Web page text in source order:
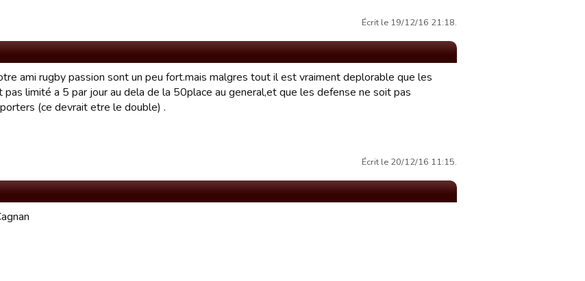
Écrit le 19/12/16 21:18.
ami rugby passion sont un peu fort.mais malgres tout il est vraiment deplorable que les
pas limité a 5 par jour au dela de la 50place au general,et que les defense ne soit pas
(ce devrait etre le double) .
Écrit le 20/12/16 11:15.